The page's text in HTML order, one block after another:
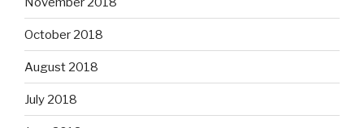
October 2018
August 2018
July 2018